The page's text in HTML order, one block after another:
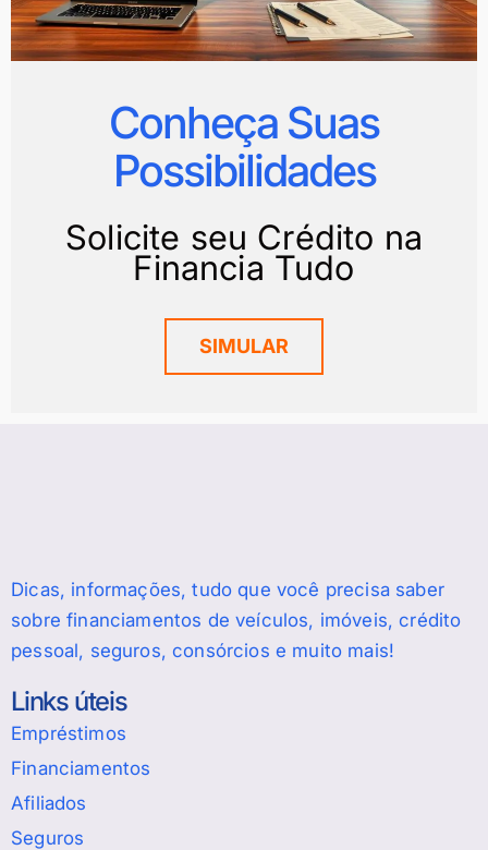
Conheça Suas
Possibilidades
Solicite seu Crédito na
Financia Tudo
SIMULAR
Dicas, informações, tudo que você precisa saber
sobre financiamentos de veículos, imóveis, crédito
pessoal, seguros, consórcios e muito mais!
Links úteis
Empréstimos
Financiamentos
Afiliados
Seguros